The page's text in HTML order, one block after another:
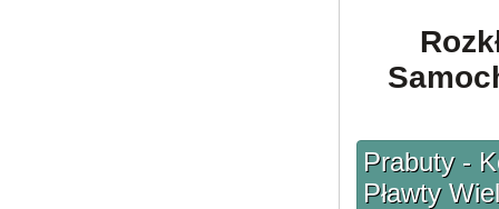
Prabuty -
Pławty